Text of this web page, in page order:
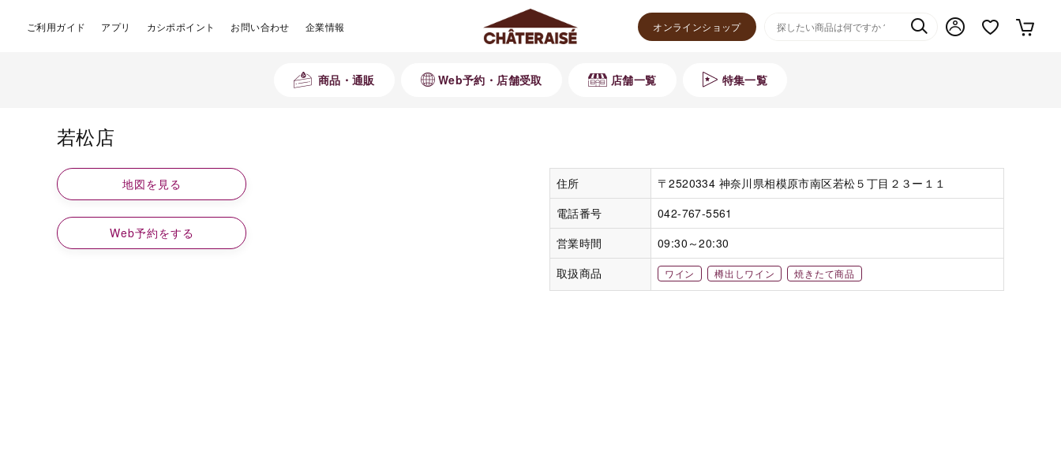
ご利用ガイド アプリ カシポポイント お問い合わせ 企業情報 オンラインショップ
商品・通販 Web予約・店舗受取 店舗一覧 特集一覧
若松店
住所
〒2520334 神奈川県相模原市南区若松５丁目２３ー１１
電話番号
042-767-5561
営業時間
09:30～20:30
取扱商品
ワイン 樽出しワイン 焼きたて商品
地図を見る
Web予約をする